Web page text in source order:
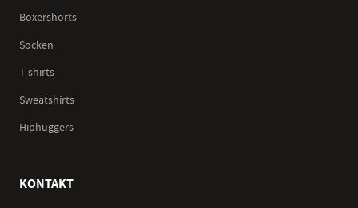
Boxershorts
Socken
T-shirts
Sweatshirts
Hiphuggers
KONTAKT